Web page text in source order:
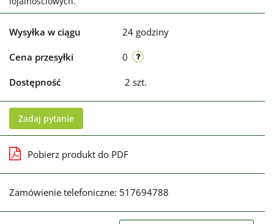
Wysyłka w ciągu 24 godziny
Cena przesyłki 0
Dostępność 2 szt.
Zadaj pytanie
Pobierz produkt do PDF
Zamówienie telefoniczne: 517694788